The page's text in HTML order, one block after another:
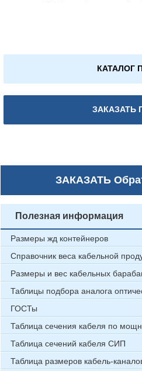
КАТАЛОГ
ЗАКАЗАТЬ
ЗАКАЗАТЬ
Полезная информация
Размеры жд контейнеров
Справочник веса кабельной
Размеры и вес кабельных
Таблицы подбора аналога
ГОСТы
Таблица сечения кабеля по
Таблица сечений кабеля СИП
Таблица размеров кабель-